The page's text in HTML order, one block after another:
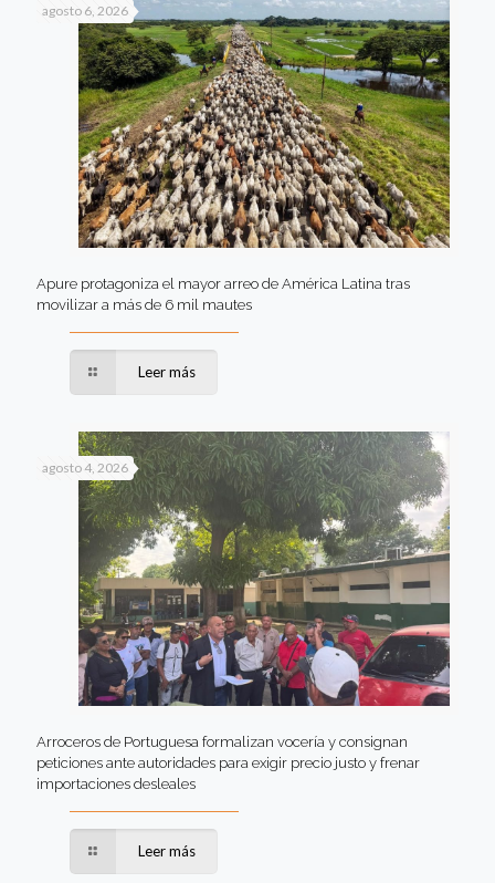
agosto 6, 2026
Apure protagoniza el mayor arreo de América Latina tras
movilizar a más de 6 mil mautes
Leer más
agosto 4, 2026
Arroceros de Portuguesa formalizan vocería y consignan
peticiones ante autoridades para exigir precio justo y frenar
importaciones desleales
Leer más